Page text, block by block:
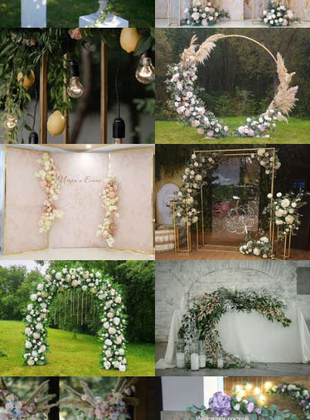
позвоните нам или оставьте заявку на нашем сайте. Мы
свяжемся с вами и приложим все усилия, чтобы сделать
ваше торжество ярким и незабываемым.